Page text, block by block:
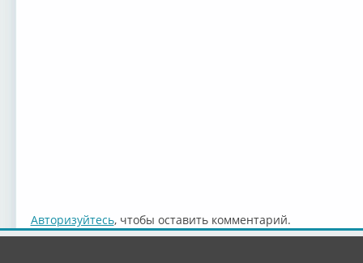
Авторизуйтесь, чтобы оставить комментарий.